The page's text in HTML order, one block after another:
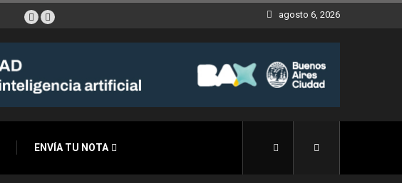
agosto 6, 2026
ENVÍA TU NOTA